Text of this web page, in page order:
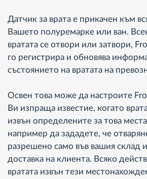
Датчик за врата е прикачен към
Вашето полуремарке или ван.
вратата се отвори или затвори,
го регистрира и обновява
състоянието на вратата на
Освен това може да настроите
Ви изпраща известие, когато
извън определените за това
например да зададете, че
разрешено само във вашия склад
доставка на клиента. Всяко
вратата извън тези